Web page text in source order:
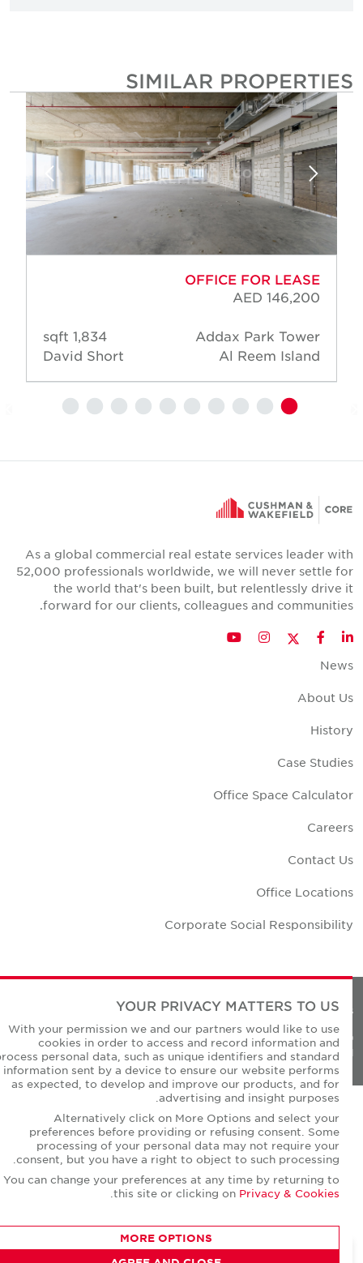
SIMILAR PROPERTIES
OFFICE FOR LEASE
AED 146,200
Addax Park Tower
Al Reem Island
1,834 sqft
David Short
As a global commercial real estate services leader with
52,000 professionals worldwide, we will never settle for
the world that's been built, but relentlessly drive it
forward for our clients, colleagues and communities.
LinkedIn
Facebook
Twitter
Instagram
YouTube
News
About Us
History
Case Studies
Office Space Calculator
Careers
Contact Us
Office Locations
Corporate Social Responsibility
Privacy Policies
© Copyright Cushman & Wakefield Core 2026.
All Rights Reserved.
YOUR PRIVACY MATTERS TO US
With your permission we and our partners would like to use
cookies in order to access and record information and
process personal data, such as unique identifiers and standard
information sent by a device to ensure our website performs
as expected, to develop and improve our products, and for
advertising and insight purposes.
Alternatively click on More Options and select your
preferences before providing or refusing consent. Some
processing of your personal data may not require your
consent, but you have a right to object to such processing.
You can change your preferences at any time by returning to
this site or clicking onPrivacy & Cookies
.
MORE OPTIONS